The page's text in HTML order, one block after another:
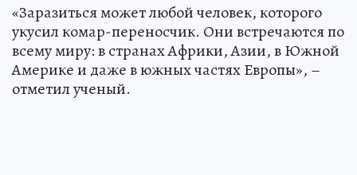
«Заразиться может любой человек, которого
укусил комар-переносчик. Они встречаются по
всему миру: в странах Африки, Азии, в Южной
Америке и даже в южных частях Европы», –
отметил ученый.